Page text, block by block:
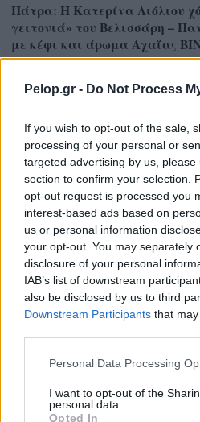
Pelop.gr - Do Not Process
If you wish to opt-out of the sale,
processing of your personal or
targeted advertising by us,
section to confirm your selection.
opt-out request is processed you
interest-based ads based on
us or personal information
your opt-out. You may separately
disclosure of your personal
IAB’s list of downstream
also be disclosed by us to third
Downstream Participants that
Please note that this website/app
not limited to your visit or usage
grant or deny consent to Google
Personal Data Processing
I want to opt-out of the
personal data.
Opted In
Πάτρα: Η Κατερίνα Λιόλιου
γειτονιά» του Βελισσάρη –
με κέφι και άρωμα Αχαΐας